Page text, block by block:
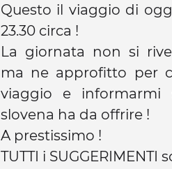
Questo il viaggio di
23.30 circa !
La giornata non si
ma ne approfitto per
viaggio e
slovena ha da offrire !
A prestissimo !
TUTTI i SUGGERIMENTI